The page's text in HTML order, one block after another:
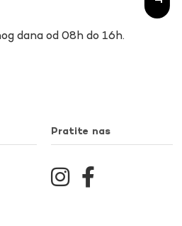
dana od 08h do 16h.
Pratite nas